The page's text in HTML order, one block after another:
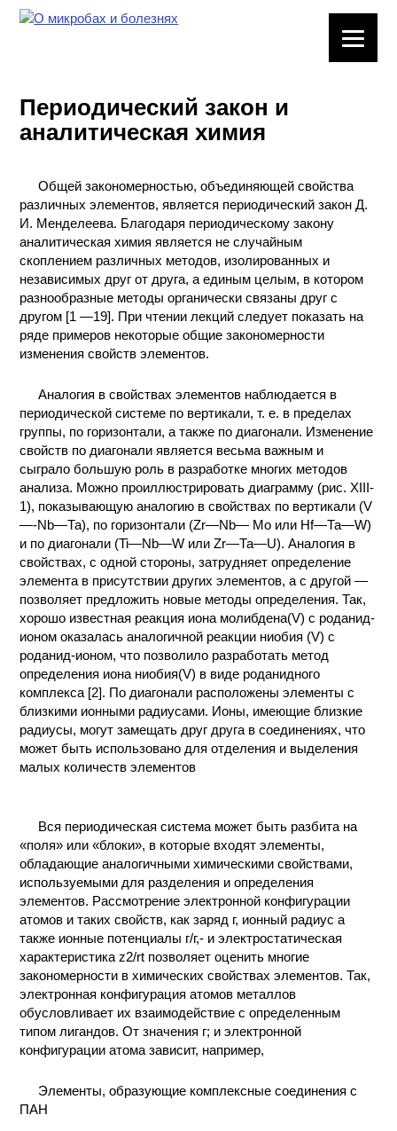
ХИМИЧЕСКАЯ
ПОСУДА
ВРЕДНЫЕ
ФАКТОРЫ
МЕТОДЫ
ПРАКТИЧЕСКОЙ
ХИМИИ
ХИМИЯ НА
ПРОИЗВОДСТВЕ
И ХИМИЧЕСКАЯ
КОНТАКТЫ
Периодический закон и
аналитическая химия
Общей закономерностью, объединяющей свойства
различных элементов, является периодический закон Д.
И. Менделеева. Благодаря периодическому закону
аналитическая химия является не случайным
скоплением различных методов, изолированных и
независимых друг от друга, а единым целым, в котором
разнообразные методы органически связаны друг с
другом [1 —19]. При чтении лекций следует показать на
ряде примеров некоторые общие закономерности
изменения свойств элементов.
Аналогия в свойствах элементов наблюдается в
периодической системе по вертикали, т. е. в пределах
группы, по горизонтали, а также по диагонали. Изменение
свойств по диагонали является весьма важным и
сыграло большую роль в разработке многих методов
анализа. Можно проиллюстрировать диаграмму (рис. XIII-
1), показывающую аналогию в свойствах по вертикали (V
—-Nb—Та), по горизонтали (Zr—Nb— Mo или Hf—Та—W)
и по диагонали (Ti—Nb—W или Zr—Та—U). Аналогия в
свойствах, с одной стороны, затрудняет определение
элемента в присутствии других элементов, а с другой —
позволяет предложить новые методы определения. Так,
хорошо известная реакция иона молибдена(V) с роданид-
ионом оказалась аналогичной реакции ниобия (V) с
роданид-ионом, что позволило разработать метод
определения иона ниобия(V) в виде роданидного
комплекса [2]. По диагонали расположены элементы с
близкими ионными радиусами. Ионы, имеющие близкие
радиусы, могут замещать друг друга в соединениях, что
может быть использовано для отделения и выделения
малых количеств элементов
Вся периодическая система может быть разбита на
«поля» или «блоки», в которые входят элементы,
обладающие аналогичными химическими свойствами,
используемыми для разделения и определения
элементов. Рассмотрение электронной конфигурации
атомов и таких свойств, как заряд г, ионный радиус а
также ионные потенциалы г/г,- и электростатическая
характеристика z2/rt позволяет оценить многие
закономерности в химических свойствах элементов. Так,
электронная конфигурация атомов металлов
обусловливает их взаимодействие с определенным
типом лигандов. От значения г; и электронной
конфигурации атома зависит, например,
Элементы, образующие комплексные соединения с
ПАН